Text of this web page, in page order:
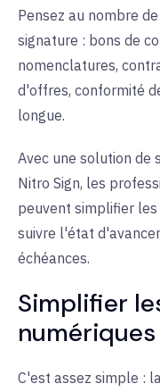
Pensez au nombre
signature : bons de
nomenclatures,
d'offres, conformité
longue.
Avec une solution de
Nitro Sign, les
peuvent simplifier
suivre l'état
échéances.
Simplifier
C'est assez simple :